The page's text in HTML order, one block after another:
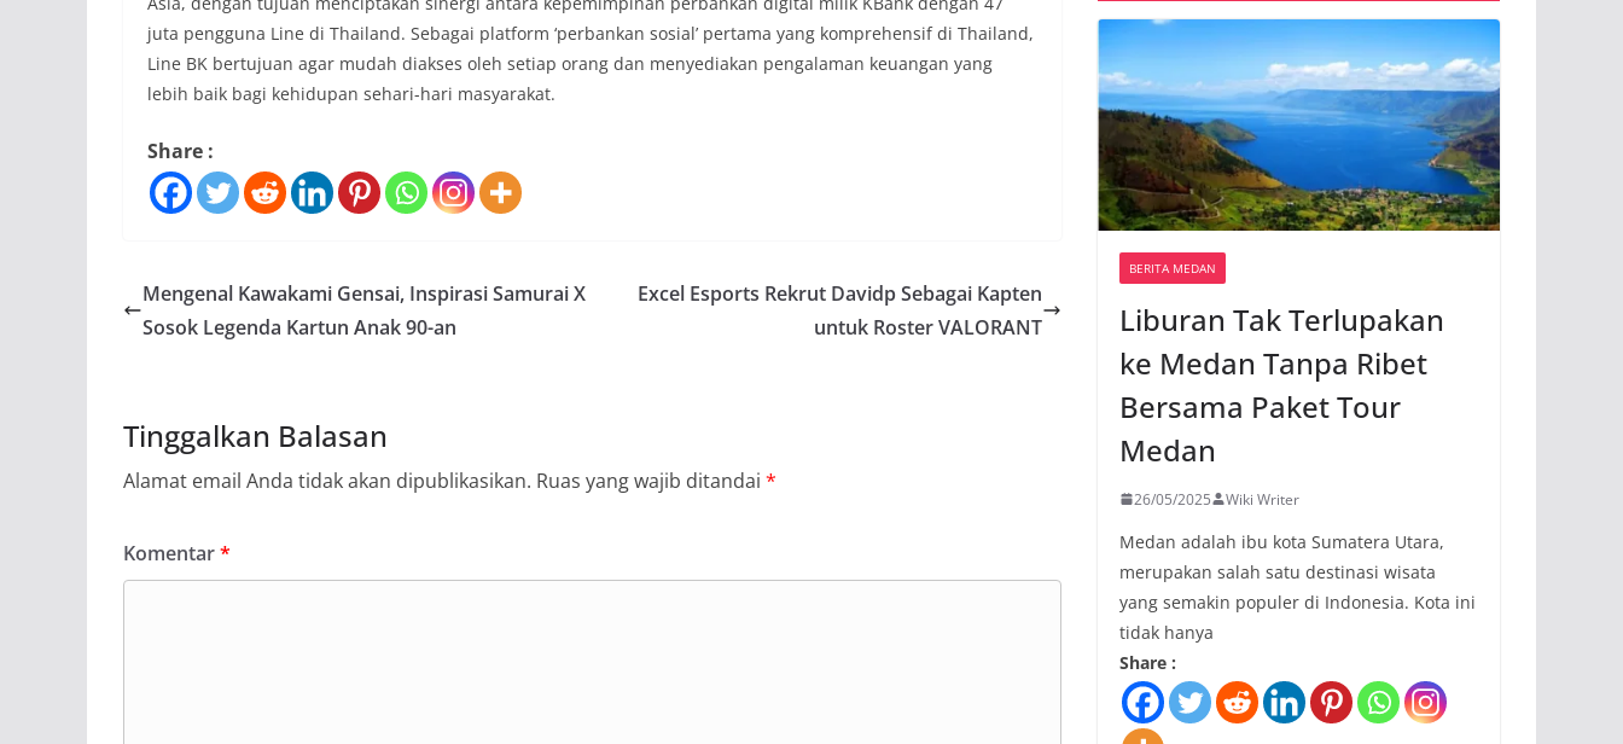
juta pengguna Line di Thailand. Sebagai platform ‘perbankan sosial’ pertama yang komprehensif di Thailand,
Line BK bertujuan agar mudah diakses oleh setiap orang dan menyediakan pengalaman keuangan yang
lebih baik bagi kehidupan sehari-hari masyarakat.
Share :
Mengenal Kawakami Gensai, Inspirasi Samurai X
Sosok Legenda Kartun Anak 90-an
Excel Esports Rekrut Davidp Sebagai Kapten
untuk Roster VALORANT
Tinggalkan Balasan
Alamat email Anda tidak akan dipublikasikan. Ruas yang wajib ditandai *
Komentar*
BERITA MEDAN
Liburan Tak Terlupakan
ke Medan Tanpa Ribet
Bersama Paket Tour
Medan
26/05/2025 Wiki Writer
Medan adalah ibu kota Sumatera Utara,
merupakan salah satu destinasi wisata
yang semakin populer di Indonesia. Kota ini
tidak hanya
Share :